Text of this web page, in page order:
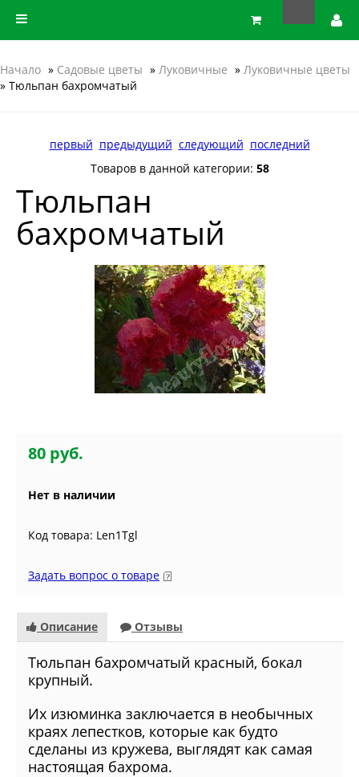
Начало » Садовые цветы » Луковичные » Луковичные цветы
» Тюльпан бахромчатый
первый предыдущий следующий последний
Товаров в данной категории: 58
Тюльпан
бахромчатый
80 руб.
Нет в наличии
Код товара: Len1Tgl
Задать вопрос о товаре
Описание Отзывы
Тюльпан бахромчатый красный, бокал
крупный.
Их изюминка заключается в необычных
краях лепестков, которые как будто
сделаны из кружева, выглядят как самая
настоящая бахрома.